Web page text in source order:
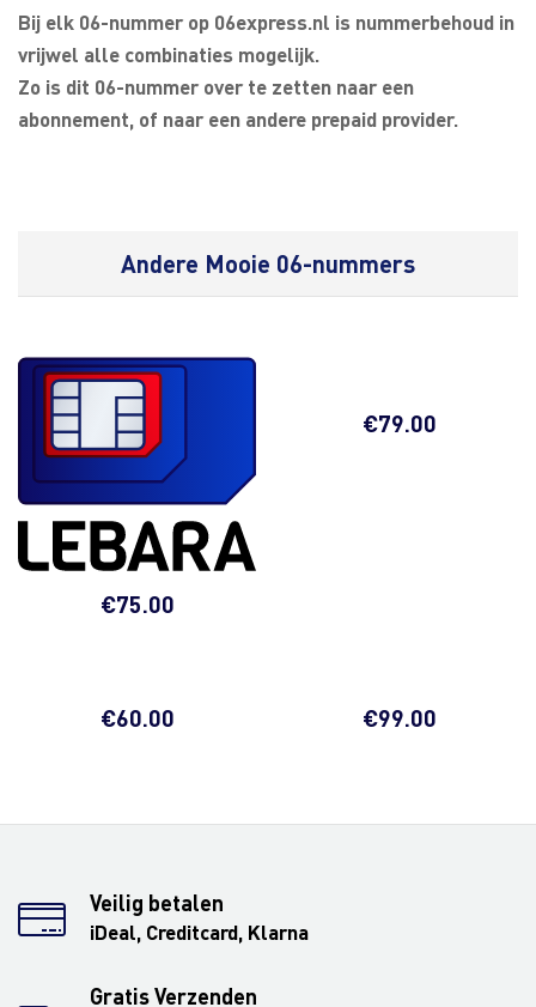
Bij elk 06-nummer op 06express.nl is nummerbehoud in
vrijwel alle combinaties mogelijk.
Zo is dit 06-nummer over te zetten naar een
abonnement, of naar een andere prepaid provider.
Andere Mooie 06-nummers
€75.00
€79.00
€60.00 €99.00
Veilig betalen
iDeal, Creditcard, Klarna
Gratis Verzenden